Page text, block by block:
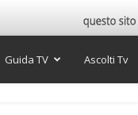
Guida TV Ascolti Tv